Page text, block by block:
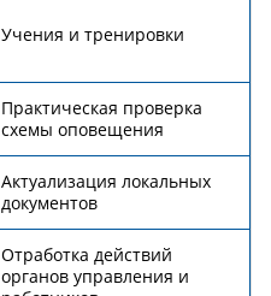
Учения и тренировки
Практическая проверка
схемы оповещения
Актуализация локальных
документов
Отработка действий
органов управления и